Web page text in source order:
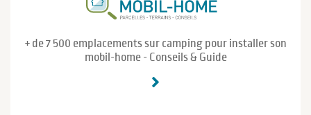
+ de 7 500 emplacements sur camping pour installer son
mobil-home - Conseils & Guide